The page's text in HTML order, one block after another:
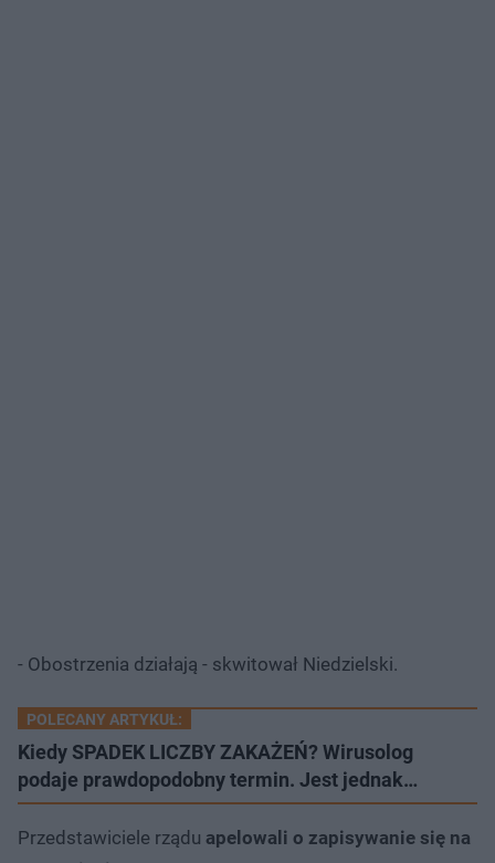
- Obostrzenia działają - skwitował Niedzielski.
POLECANY ARTYKUŁ:
Kiedy SPADEK LICZBY ZAKAŻEŃ? Wirusolog
podaje prawdopodobny termin. Jest jednak…
Przedstawiciele rządu apelowali o zapisywanie się na